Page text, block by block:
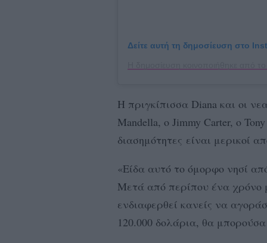
Δείτε αυτή τη δημοσίευση στο
Η πριγκίπισσα Diana και οι
Mandella, o Jimmy Carter, o
διασημότητες είναι μερικοί
«Είδα αυτό το όμορφο νησί
Μετά από περίπου ένα χρόνο
ενδιαφερθεί κανείς να
120.000 δολάρια, θα